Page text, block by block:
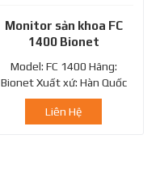
Monitor sản khoa FC
1400 Bionet
Model: FC 1400 Hãng:
Bionet Xuất xứ: Hàn Quốc
Monitor sản khoa FC 1400...
Liên Hệ